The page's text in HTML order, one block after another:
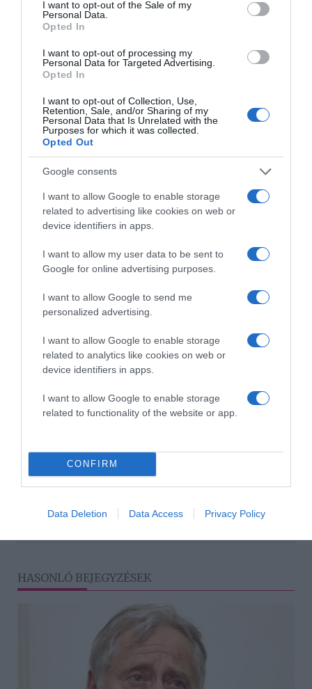
I want to opt-out of the Sale of my
Personal Data.
Opted In
I want to opt-out of processing my
Personal Data for Targeted Advertising.
Opted In
I want to opt-out of Collection, Use,
Retention, Sale, and/or Sharing of my
Personal Data that Is Unrelated with the
Purposes for which it was collected.
Opted Out
Google consents
I want to allow Google to enable storage
related to advertising like cookies on web or
device identifiers in apps.
I want to allow my user data to be sent to
Google for online advertising purposes.
I want to allow Google to send me
personalized advertising.
I want to allow Google to enable storage
related to analytics like cookies on web or
device identifiers in apps.
I want to allow Google to enable storage
related to functionality of the website or app.
CONFIRM
Data Deletion Data Access Privacy Policy
A napi rutin dolgaink, a megszokásaink szerves részét
magad, ha a rendszerben hiba lép fel. Például minden
reggel iszol egy kávét indulás előtt, de egyik nap elalszol,
napod. Hasonlóan működik a párkapcsolatokban is.
Amikor együtt élsz valakivel, akkor számos közös
szokást vesztek fel, amelyek beépülnek az életedbe. Egy
szakítással hirtelen minden megváltozik. A berögződött
rutint nehezen engedjük el.
Kutatások szerint 8 hét kell egy szokás elfelejtéséhez, és 8
hét, mire beépül az életünkbe egy új rutin. Légy türelmes,
és hidd el, hogy Te is meg fogod találni az Igazit.
Egy szakítás mindig nehéz. De el tudod képzelni, hogy
egy olyan ember mellett éld le az egész hátra lévő életed,
aki nem értékel eléggé? Aki nem mondja azt Neked
minden reggel, hogy Te vagy számára a legfontosabb, az
élete értelme? Valóban vele leszel boldog? A szíved
mélyén Te is tudod a helyes választ.
Ez is érdekelhet! -7 jel, hogy itt az ideje elengedni a
párod
Címkék: szerelem,párkapcsolat,magány,félelem,
HASONLÓ BEJEGYZÉSEK